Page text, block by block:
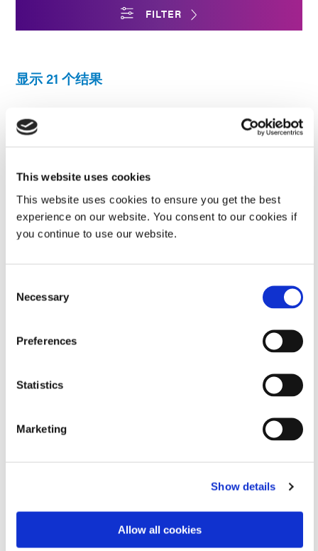
This website uses cookies
This website uses cookies to ensure you get the best
experience on our website. You consent to our cookies if
you continue to use our website.
Selection
Necessary
Preferences
Statistics
Marketing
Show details
Allow all cookies
FILTER
显示 21 个结果
医疗器械胶粘剂基础知识
电子书中，医疗器械胶粘剂的基础知识分为五个主要类别。每个
读者将了解医疗器械组装中使用的常见材料、各种组装技术和基
材相关的挑战，以及确保牢固、可靠的粘合的方法。如果您从事
医疗器械制造行业，并且光固化技术还不熟悉，这本电子书将为
光固化技术简介
细介绍了电磁波谱和聚合过程等主题，并让读者对行业中使用的
分配和光固化设备有基本的了解。如果您不熟悉光固化技术或只